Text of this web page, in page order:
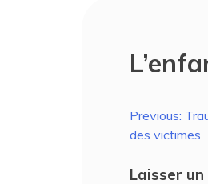
l’article
Previous:
des victimes
Laisser